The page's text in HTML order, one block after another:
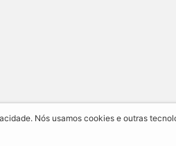
Nós usamos cookies e outras